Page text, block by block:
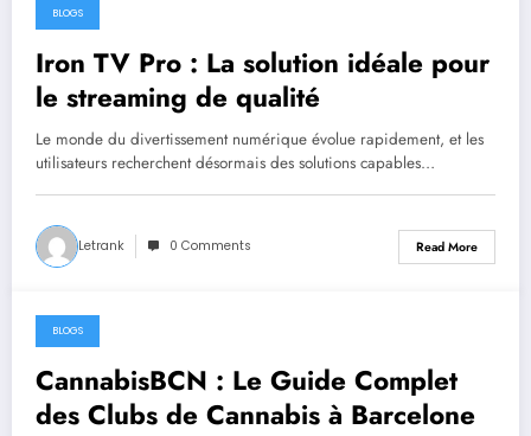
June 29, 2026
BLOGS
Iron TV Pro : La solution idéale pour
le streaming de qualité
Le monde du divertissement numérique évolue rapidement, et les
utilisateurs recherchent désormais des solutions capables…
Letrank 0 Comments Read More
June 25, 2026
BLOGS
CannabisBCN : Le Guide Complet
des Clubs de Cannabis à Barcelone